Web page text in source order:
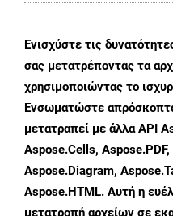
Ενισχύστε τις
σας μετατρέποντας τα
χρησιμοποιώντας το
Ενσωματώστε
μετατραπεί με άλλα API
Aspose.Cells,
Aspose.Diagram,
Aspose.HTML. Αυτή η
μετατροπή αρχείων σε